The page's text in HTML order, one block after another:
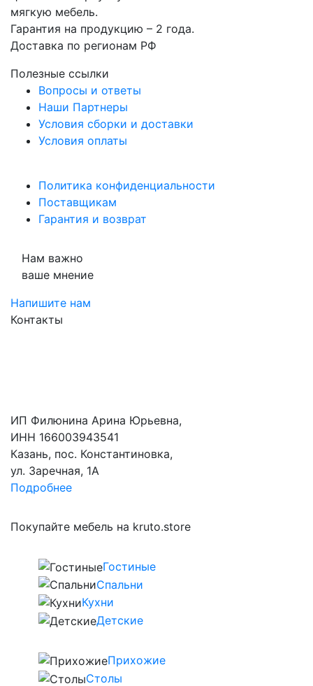
мягкую мебель.
Гарантия на продукцию – 2 года.
Доставка по регионам РФ
Полезные ссылки
Вопросы и ответы
Наши Партнеры
Условия сборки и доставки
Условия оплаты
Политика конфиденциальности
Поставщикам
Гарантия и возврат
Нам важно
ваше мнение
Напишите нам
Контакты
ИП Филюнина Арина Юрьевна,
ИНН 166003943541
Казань, пос. Константиновка,
ул. Заречная, 1А
Подробнее
Покупайте мебель на kruto.store
Гостиные
Спальни
Кухни
Детские
Прихожие
Столы